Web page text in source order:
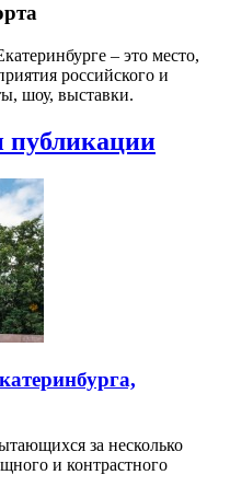
– это место,
российского и
шоу, выставки.
публикации
за несколько
и контрастного